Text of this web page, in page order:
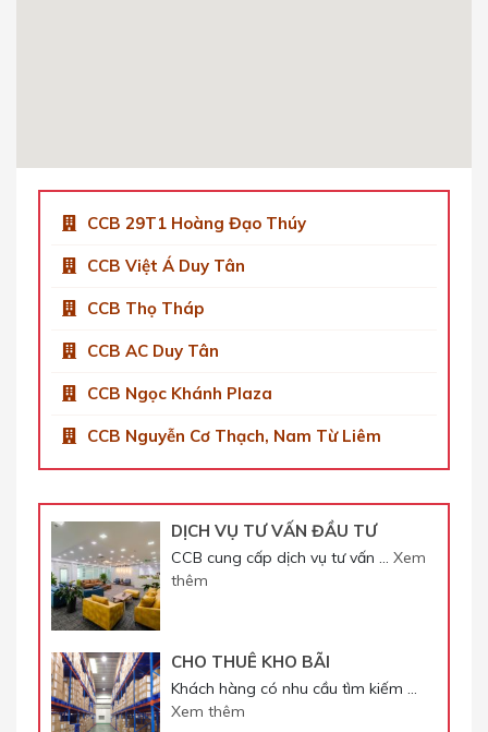
CCB 29T1 Hoàng Đạo Thúy
CCB Việt Á Duy Tân
CCB Thọ Tháp
CCB AC Duy Tân
CCB Ngọc Khánh Plaza
CCB Nguyễn Cơ Thạch, Nam Từ Liêm
DỊCH VỤ TƯ VẤN ĐẦU TƯ
CCB cung cấp dịch vụ tư vấn … Xem
thêm
CHO THUÊ KHO BÃI
Khách hàng có nhu cầu tìm kiếm …
Xem thêm